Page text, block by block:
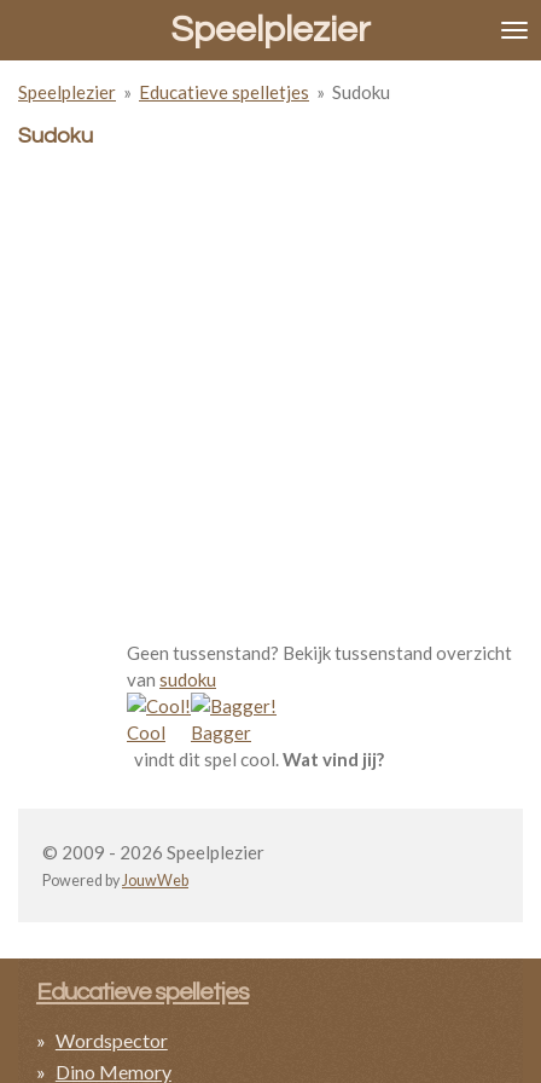
de
hoofdinhoud
Speelplezier
Speelplezier » Educatieve spelletjes » Sudoku
Sudoku
Geen tussenstand? Bekijk tussenstand overzicht
van sudoku
Cool
Bagger
vindt dit spel cool.Wat vind jij?
© 2009 - 2026 Speelplezier
Powered byJouwWeb
Educatieve spelletjes
Wordspector
Dino Memory